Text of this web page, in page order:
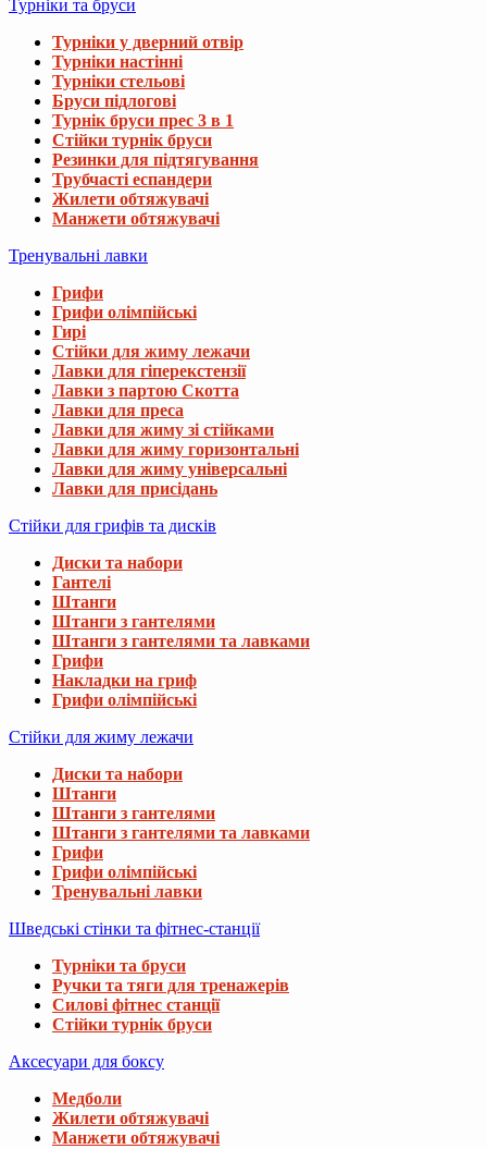
Турніки та бруси
Турніки у дверний отвір
Турніки настінні
Турніки стельові
Бруси підлогові
Турнік бруси прес 3 в 1
Стійки турнік бруси
Резинки для підтягування
Трубчасті еспандери
Жилети обтяжувачі
Манжети обтяжувачі
Тренувальні лавки
Грифи
Грифи олімпійські
Гирі
Стійки для жиму лежачи
Лавки для гіперекстензії
Лавки з партою Скотта
Лавки для преса
Лавки для жиму зі стійками
Лавки для жиму горизонтальні
Лавки для жиму універсальні
Лавки для присідань
Стійки для грифів та дисків
Диски та набори
Гантелі
Штанги
Штанги з гантелями
Штанги з гантелями та лавками
Грифи
Накладки на гриф
Грифи олімпійські
Стійки для жиму лежачи
Диски та набори
Штанги
Штанги з гантелями
Штанги з гантелями та лавками
Грифи
Грифи олімпійські
Тренувальні лавки
Шведські стінки та фітнес-станції
Турніки та бруси
Ручки та тяги для тренажерів
Силові фітнес станції
Стійки турнік бруси
Аксесуари для боксу
Медболи
Жилети обтяжувачі
Манжети обтяжувачі